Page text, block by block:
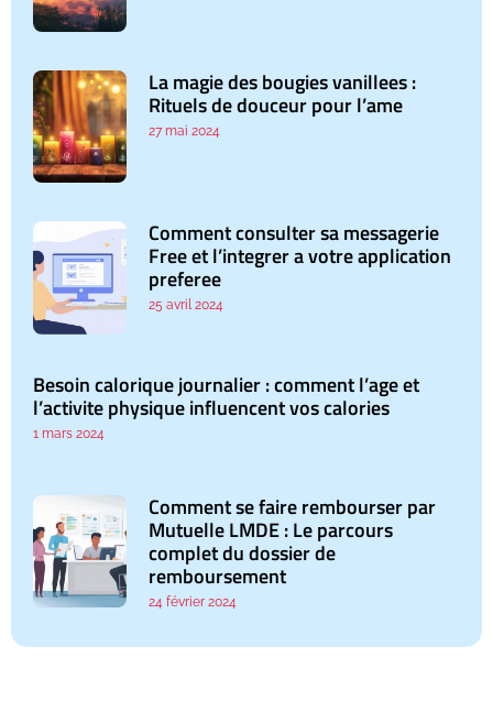
La magie des bougies vanillees :
Rituels de douceur pour l’ame
27 mai 2024
Comment consulter sa messagerie
Free et l’integrer a votre application
preferee
25 avril 2024
Besoin calorique journalier : comment l’age et
l’activite physique influencent vos calories
1 mars 2024
Comment se faire rembourser par
Mutuelle LMDE : Le parcours
complet du dossier de
remboursement
24 février 2024